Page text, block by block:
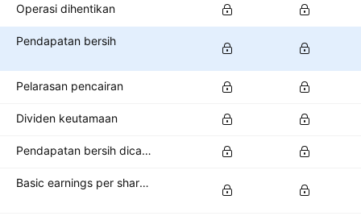
Operasi dihentikan
Pendapatan bersih
Pelarasan pencairan
Dividen keutamaan
Pendapatan bersih dicairkan sedia ada untuk pemegang saham biasa
Basic earnings per share (basic EPS)